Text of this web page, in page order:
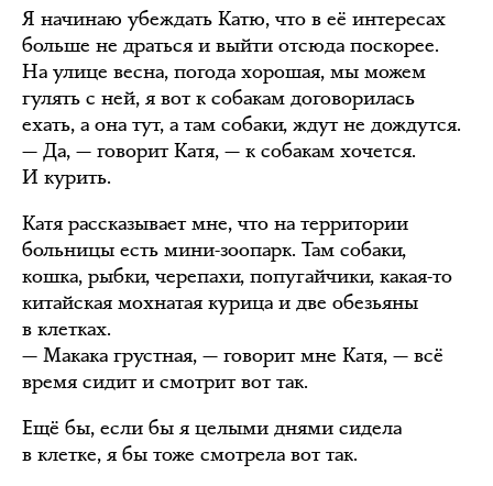
Я начинаю убеждать Катю, что в её интересах
больше не драться и выйти отсюда поскорее.
На улице весна, погода хорошая, мы можем
гулять с ней, я вот к собакам договорилась
ехать, а она тут, а там собаки, ждут не дождутся.
— Да, — говорит Катя, — к собакам хочется.
И курить.
Катя рассказывает мне, что на территории
больницы есть мини-зоопарк. Там собаки,
кошка, рыбки, черепахи, попугайчики, какая-то
китайская мохнатая курица и две обезьяны
в клетках.
— Макака грустная, — говорит мне Катя, — всё
время сидит и смотрит вот так.
Ещё бы, если бы я целыми днями сидела
в клетке, я бы тоже смотрела вот так.